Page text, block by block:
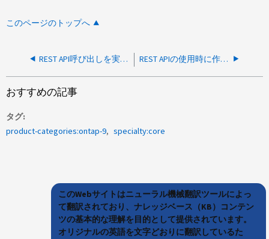
このページのトップへ
REST API呼び出しを実行できません。ユーザが許可されていません REST APIの使用時に作成される予期しない最上位のボリュームクォータルール
おすすめの記事
タグ
product-categories:ontap-9
specialty:core
このWebサイトはニューラル機械翻訳ツールによっ
て翻訳されており、ナレッジベース（KB）コンテン
ツの基本的な理解を目的として提供されています。
オリジナルの英語を文字どおりに翻訳しているた